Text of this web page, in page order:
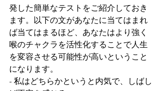
発した簡単なテストをご紹介しておき
ます。以下の文があなたに当てはまれ
ば当てはまるほど、あなたはより強く
喉のチャクラを活性化することで人生
を変容させる可能性が高いということ
になります。
- 私はどちらかというと内気で、しばし